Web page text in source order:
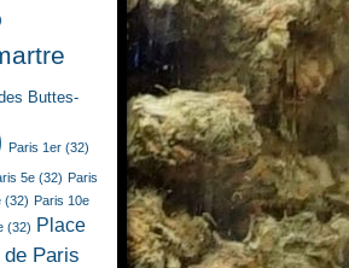
Buttes-
Paris 1er (32)
5e (32) Paris
(32) Paris 10e
(32) Place
Paris